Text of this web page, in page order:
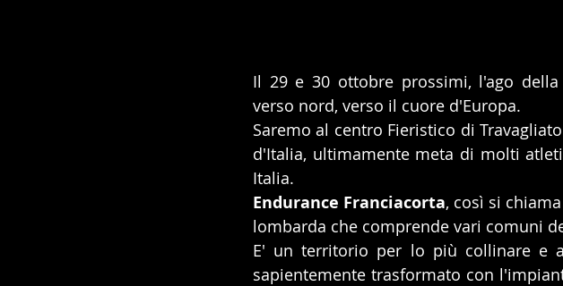
Il 29 e 30 ottobre prossimi, l'ago
verso nord, verso il cuore d'Europa.
Saremo al centro Fieristico di
d'Italia, ultimamente meta di molti
Italia.
Endurance Franciacorta, così si
lombarda che comprende vari comuni
E' un territorio per lo più collinare e
sapientemente trasformato con